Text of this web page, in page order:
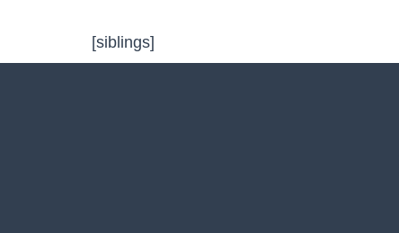
[siblings]